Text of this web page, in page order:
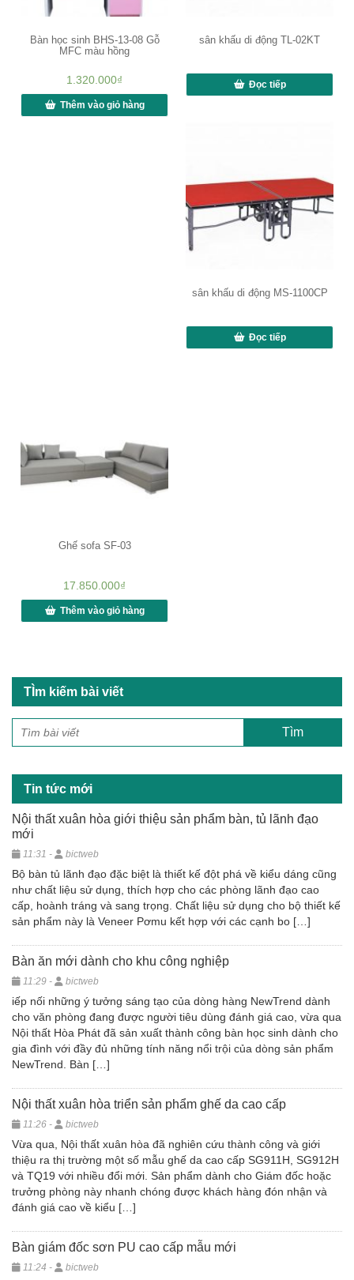
Bàn học sinh BHS-13-08 Gỗ
MFC màu hồng
1.320.000₫
Thêm vào giỏ hàng
sân khấu di động TL-02KT
Đọc tiếp
sân khấu di động MS-1100CP
Đọc tiếp
Ghế sofa SF-03
17.850.000₫
Thêm vào giỏ hàng
TÌm kiếm bài viết
Tin tức mới
Nội thất xuân hòa giới thiệu sản phẩm bàn, tủ lãnh đạo
mới
11:31 - bictweb
Bộ bàn tủ lãnh đạo đặc biệt là thiết kế đột phá về kiểu dáng cũng
như chất liệu sử dụng, thích hợp cho các phòng lãnh đạo cao
cấp, hoành tráng và sang trọng. Chất liệu sử dụng cho bộ thiết kế
sản phẩm này là Veneer Pơmu kết hợp với các cạnh bo […]
Bàn ăn mới dành cho khu công nghiệp
11:29 - bictweb
iếp nối những ý tưởng sáng tạo của dòng hàng NewTrend dành
cho văn phòng đang được người tiêu dùng đánh giá cao, vừa qua
Nội thất Hòa Phát đã sản xuất thành công bàn học sinh dành cho
gia đình với đầy đủ những tính năng nổi trội của dòng sản phẩm
NewTrend. Bàn […]
Nội thất xuân hòa triển sản phẩm ghế da cao cấp
11:26 - bictweb
Vừa qua, Nội thất xuân hòa đã nghiên cứu thành công và giới
thiệu ra thị trường một số mẫu ghế da cao cấp SG911H, SG912H
và TQ19 với nhiều đổi mới. Sản phẩm dành cho Giám đốc hoặc
trưởng phòng này nhanh chóng được khách hàng đón nhận và
đánh giá cao về kiểu […]
Bàn giám đốc sơn PU cao cấp mẫu mới
11:24 - bictweb